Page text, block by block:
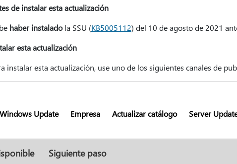
de instalar esta actualización
haber instaladola SSU (KB5005112) del 10 de agosto de 2021
esta actualización
instalar esta actualización, use uno de los siguientes canales de
Windows Update Empresa Actualizar catálogo Server
Siguiente paso